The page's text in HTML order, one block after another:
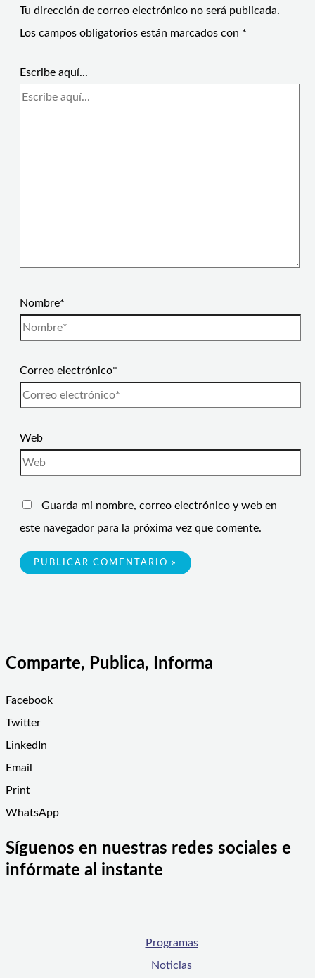
Tu dirección de correo electrónico no será publicada.
Los campos obligatorios están marcados con *
Escribe aquí...
Nombre*
Correo electrónico*
Web
Guarda mi nombre, correo electrónico y web en
este navegador para la próxima vez que comente.
Comparte, Publica, Informa
Facebook
Twitter
LinkedIn
Email
Print
WhatsApp
Síguenos en nuestras redes sociales e
infórmate al instante
Programas
Noticias